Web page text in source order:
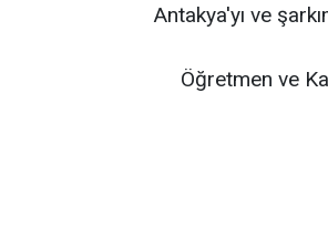
Antakya'yı ve
Öğretmen ve